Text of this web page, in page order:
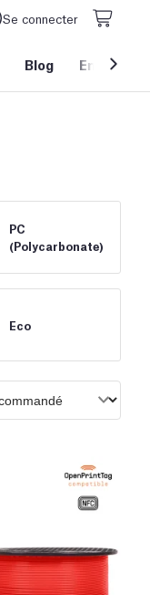
Se connecter
Blog Entreprise
PC
(Polycarbonate)
Eco